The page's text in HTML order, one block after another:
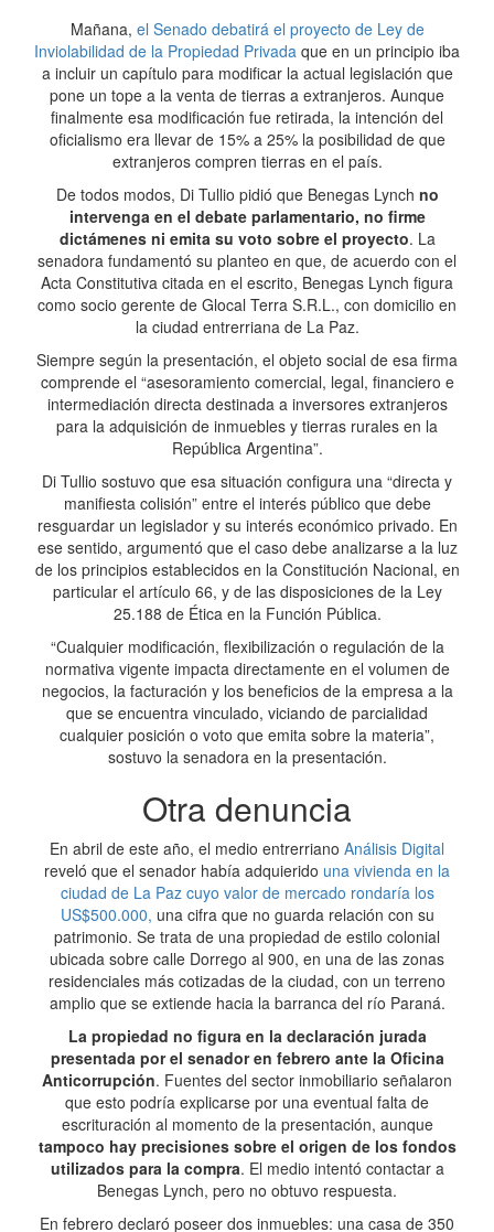
Mañana, el Senado debatirá el proyecto de Ley de
Inviolabilidad de la Propiedad Privada que en un principio iba
a incluir un capítulo para modificar la actual legislación que
pone un tope a la venta de tierras a extranjeros. Aunque
finalmente esa modificación fue retirada, la intención del
oficialismo era llevar de 15% a 25% la posibilidad de que
extranjeros compren tierras en el país.
De todos modos, Di Tullio pidió que Benegas Lynch no
intervenga en el debate parlamentario, no firme
dictámenes ni emita su voto sobre el proyecto. La
senadora fundamentó su planteo en que, de acuerdo con el
Acta Constitutiva citada en el escrito, Benegas Lynch figura
como socio gerente de Glocal Terra S.R.L., con domicilio en
la ciudad entrerriana de La Paz.
Siempre según la presentación, el objeto social de esa firma
comprende el “asesoramiento comercial, legal, financiero e
intermediación directa destinada a inversores extranjeros
para la adquisición de inmuebles y tierras rurales en la
República Argentina”.
Di Tullio sostuvo que esa situación configura una “directa y
manifiesta colisión” entre el interés público que debe
resguardar un legislador y su interés económico privado. En
ese sentido, argumentó que el caso debe analizarse a la luz
de los principios establecidos en la Constitución Nacional, en
particular el artículo 66, y de las disposiciones de la Ley
25.188 de Ética en la Función Pública.
“Cualquier modificación, flexibilización o regulación de la
normativa vigente impacta directamente en el volumen de
negocios, la facturación y los beneficios de la empresa a la
que se encuentra vinculado, viciando de parcialidad
cualquier posición o voto que emita sobre la materia”,
sostuvo la senadora en la presentación.
Otra denuncia
En abril de este año, el medio entrerriano Análisis Digital
reveló que el senador había adquierido una vivienda en la
ciudad de La Paz cuyo valor de mercado rondaría los
US$500.000, una cifra que no guarda relación con su
patrimonio. Se trata de una propiedad de estilo colonial
ubicada sobre calle Dorrego al 900, en una de las zonas
residenciales más cotizadas de la ciudad, con un terreno
amplio que se extiende hacia la barranca del río Paraná.
La propiedad no figura en la declaración jurada
presentada por el senador en febrero ante la Oficina
Anticorrupción. Fuentes del sector inmobiliario señalaron
que esto podría explicarse por una eventual falta de
escrituración al momento de la presentación, aunque
tampoco hay precisiones sobre el origen de los fondos
utilizados para la compra. El medio intentó contactar a
Benegas Lynch, pero no obtuvo respuesta.
En febrero declaró poseer dos inmuebles: una casa de 350